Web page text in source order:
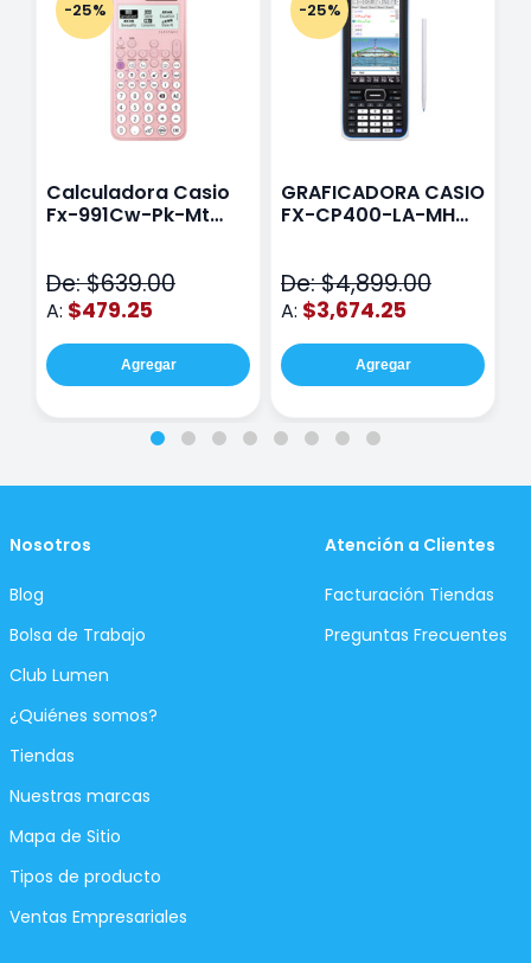
-25%
Calculadora Casio
Fx-991Cw-Pk-Mt
De: $639.00
A: $479.25
Agregar
-25%
GRAFICADORA CASIO
FX-CP400-LA-MH
De: $4,899.00
A: $3,674.25
Agregar
Nosotros
Blog
Bolsa de Trabajo
Club Lumen
¿Quiénes somos?
Tiendas
Nuestras marcas
Mapa de Sitio
Tipos de producto
Ventas Empresariales
Atención a Clientes
Facturación Tiendas
Preguntas Frecuentes